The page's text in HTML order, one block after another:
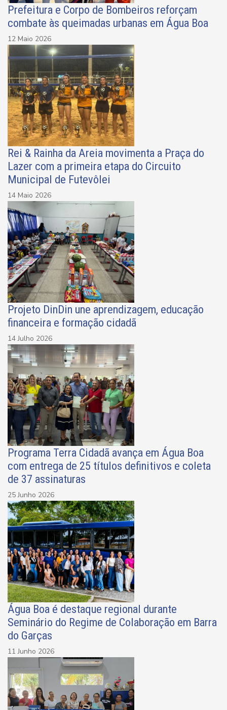
Prefeitura e Corpo de Bombeiros reforçam
combate às queimadas urbanas em Água Boa
12 Maio 2026
Rei & Rainha da Areia movimenta a Praça do
Lazer com a primeira etapa do Circuito
Municipal de Futevôlei
14 Maio 2026
Projeto DinDin une aprendizagem, educação
financeira e formação cidadã
14 Julho 2026
Programa Terra Cidadã avança em Água Boa
com entrega de 25 títulos definitivos e coleta
de 37 assinaturas
25 Junho 2026
Água Boa é destaque regional durante
Seminário do Regime de Colaboração em Barra
do Garças
11 Junho 2026